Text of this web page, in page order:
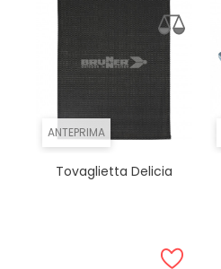
ANTEPRIMA
Tovaglietta Delicia